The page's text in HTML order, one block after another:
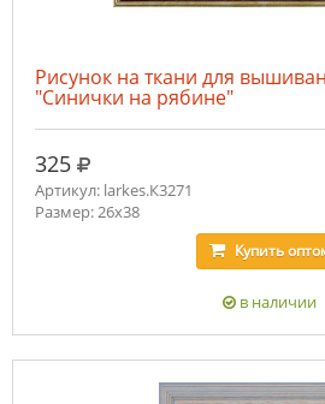
Рисунок на ткани для
"Синички на рябине"
325 руб.
Артикул: larkes.К3271
Размер: 26х38
Купить
в наличии